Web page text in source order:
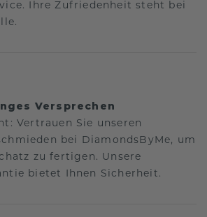
Ihre Zufriedenheit steht bei
Versprechen
Vertrauen Sie unseren
bei DiamondsByMe, um
zu fertigen. Unsere
bietet Ihnen Sicherheit.